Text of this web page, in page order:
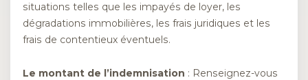
situations telles que les impayés de loyer, les
dégradations immobilières, les frais juridiques et les
frais de contentieux éventuels.
Le montant de l’indemnisation : Renseignez-vous